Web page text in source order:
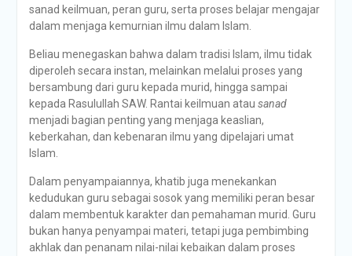
sanad keilmuan, peran guru, serta proses belajar mengajar
dalam menjaga kemurnian ilmu dalam Islam.
Beliau menegaskan bahwa dalam tradisi Islam, ilmu tidak
diperoleh secara instan, melainkan melalui proses yang
bersambung dari guru kepada murid, hingga sampai
kepada Rasulullah SAW. Rantai keilmuan atau sanad
menjadi bagian penting yang menjaga keaslian,
keberkahan, dan kebenaran ilmu yang dipelajari umat
Islam.
Dalam penyampaiannya, khatib juga menekankan
kedudukan guru sebagai sosok yang memiliki peran besar
dalam membentuk karakter dan pemahaman murid. Guru
bukan hanya penyampai materi, tetapi juga pembimbing
akhlak dan penanam nilai-nilai kebaikan dalam proses